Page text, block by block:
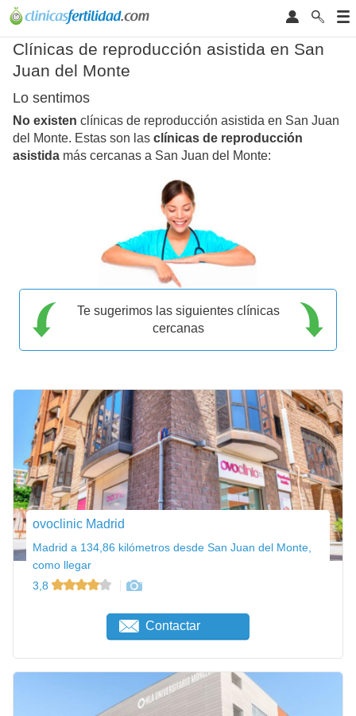
Clínicas de reproducción asistida en San
Juan del Monte
Lo sentimos
No existen clínicas de reproducción asistida en San Juan
del Monte. Estas son las clínicas de reproducción
asistida más cercanas a San Juan del Monte:
Te sugerimos las siguientes clínicas
cercanas
ovoclinic Madrid
Madrid a 134,86 kilómetros desde San Juan del Monte,
como llegar
3,8
Contactar